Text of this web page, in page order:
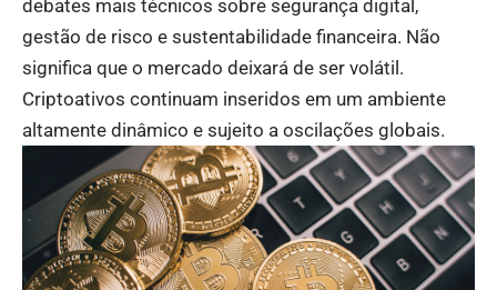
debates mais técnicos sobre segurança digital,
gestão de risco e sustentabilidade financeira. Não
significa que o mercado deixará de ser volátil.
Criptoativos continuam inseridos em um ambiente
altamente dinâmico e sujeito a oscilações globais.